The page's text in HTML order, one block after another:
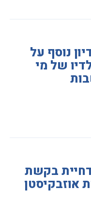
נוסף על
של מי
בקשת
אוזבקיסטן